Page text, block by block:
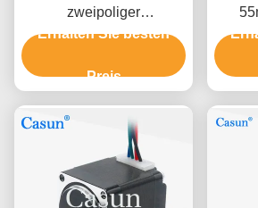
zweipoliger
ZweiphasenSchrittmotor
0.67A
Erhalten Sie besten
Preis